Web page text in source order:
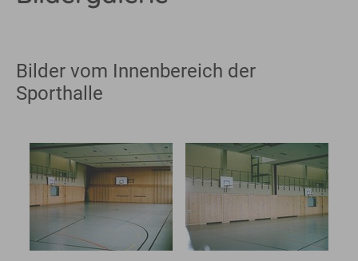
Bilder vom Innenbereich der
Sporthalle